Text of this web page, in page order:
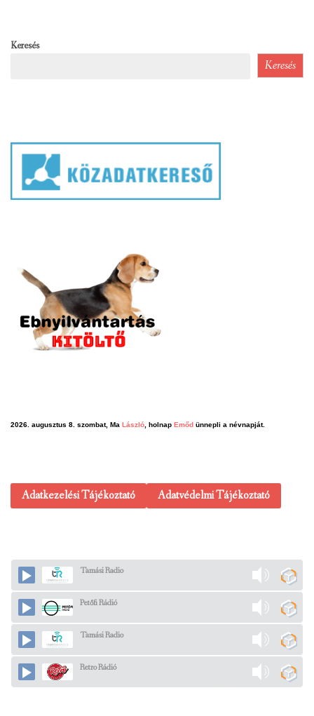
Keresés
Keresés
2026. augusztus 8. szombat, Ma László , holnap Emőd ünnepli a névnapját.
Adatkezelési Tájékoztató Adatvédelmi Tájékoztató
Tamási Radio
Petőfi Rádió
Tamási Radio
Retro Rádió